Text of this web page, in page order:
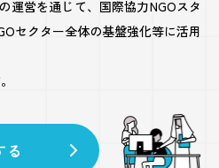
運営を通じて、国際協力NGOスタ
セクター全体の基盤強化等に活用
る